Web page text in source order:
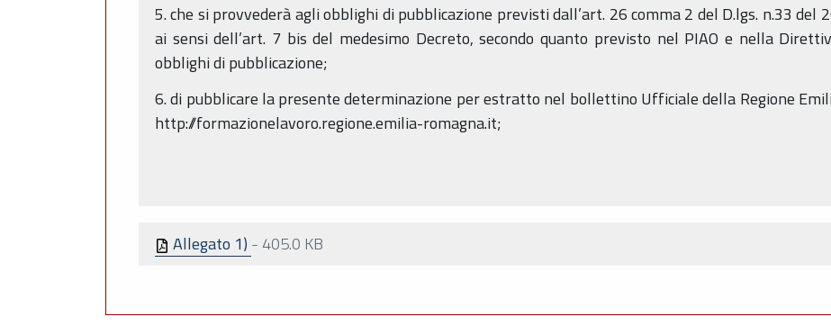
5. che si provvederà agli obblighi di pubblicazione previsti dall’art. 26 comma 2 del D.lgs. n.33 del
ai sensi dell’art. 7 bis del medesimo Decreto, secondo quanto previsto nel PIAO e nella
obblighi di pubblicazione;
6. di pubblicare la presente determinazione per estratto nel bollettino Ufficiale della Regione
http://formazionelavoro.regione.emilia-romagna.it;
Allegato 1) - 405.0 KB